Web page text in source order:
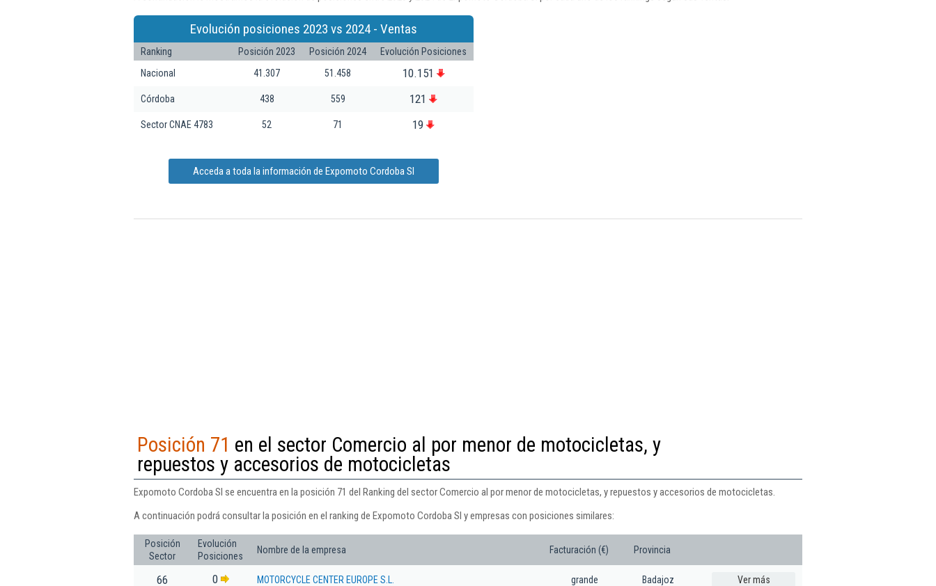
Evolución posiciones 2023 vs 2024 - Ventas
Ranking Posición 2023 Posición 2024
Evolución Posiciones
Nacional
41.307 51.458 10.151
Córdoba 438 559 121
Sector CNAE 4783 52 71 19
Acceda a toda la información de Expomoto Cordoba Sl
Posición 71 en el sector Comercio al por menor de motocicletas, y
repuestos y accesorios de motocicletas
Expomoto Cordoba Sl se encuentra en la posición 71 del Ranking del sector Comercio al por menor de motocicletas, y repuestos y accesorios de motocicletas.
A continuación podrá consultar la posición en el ranking de Expomoto Cordoba Sl y empresas con posiciones similares:
Posición
Sector
Evolución
Posiciones
Nombre de la empresa Facturación (€) Provincia
66 0 MOTORCYCLE CENTER EUROPE S.L. grande Badajoz Ver más